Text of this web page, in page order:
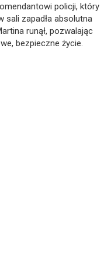
policji, który
sali zapadła absolutna
runął, pozwalając
bezpieczne życie.